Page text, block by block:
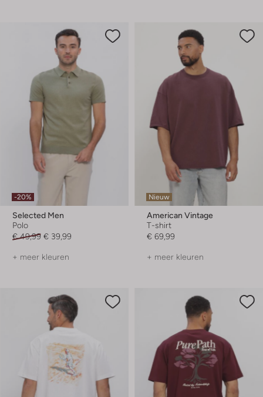
-20%
Selected Men
Polo
€ 49,99 € 39,99
+ meer kleuren
Nieuw
American Vintage
T-shirt
€ 69,99
+ meer kleuren